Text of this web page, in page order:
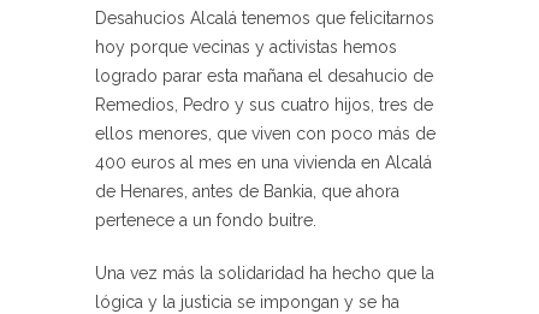
Desahucios Alcalá tenemos que felicitarnos
hoy porque vecinas y activistas hemos
logrado parar esta mañana el desahucio de
Remedios, Pedro y sus cuatro hijos, tres de
ellos menores, que viven con poco más de
400 euros al mes en una vivienda en Alcalá
de Henares, antes de Bankia, que ahora
pertenece a un fondo buitre.
Una vez más la solidaridad ha hecho que la
lógica y la justicia se impongan y se ha